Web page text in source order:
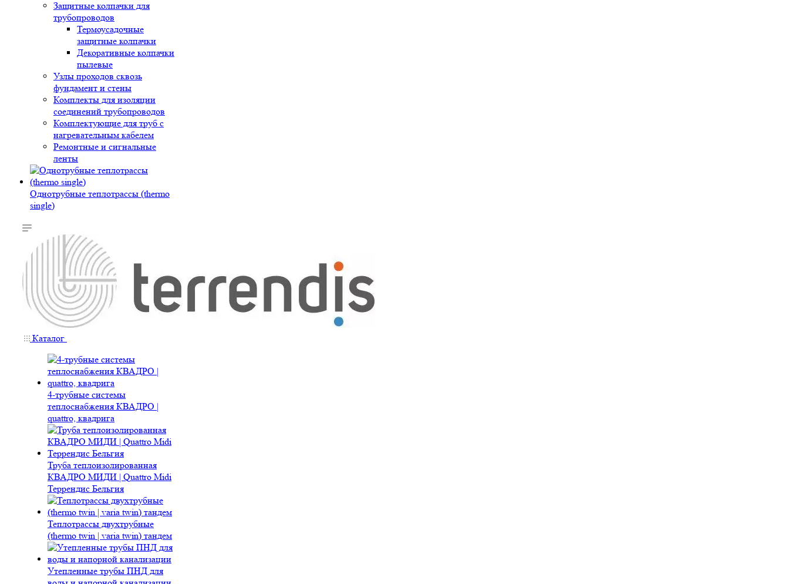
Защитные колпачки для
трубопроводов
Термоусадочные
защитные колпачки
Декоративные колпачки
пылевые
Узлы проходов сквозь
фундамент и стены
Комплекты для изоляции
соединений трубопроводов
Комплектующие для труб с
нагревательным кабелем
Ремонтные и сигнальные
ленты
Однотрубные теплотрассы (thermo
single)
Каталог
4-трубные системы
теплоснабжения КВАДРО |
quattro, квадрига
Труба теплоизолированная
КВАДРО МИДИ | Quattro Midi
Террендис Бельгия
Теплотрассы двухтрубные
(thermo twin | varia twin) тандем
Утепленные трубы ПНД для